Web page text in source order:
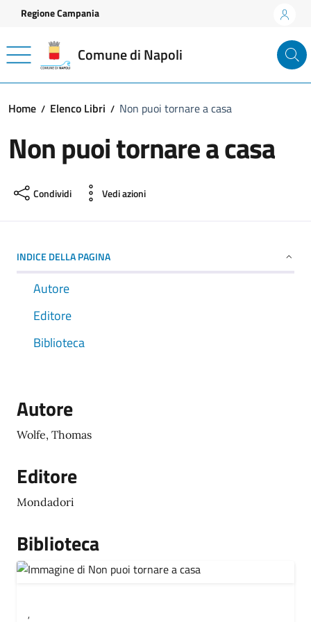
Vai ai contenuti
Vai al footer
Regione Campania
Comune di Napoli
Home Elenco Libri Non puoi tornare a casa
Non puoi tornare a casa
Condividi Vedi azioni
INDICE DELLA PAGINA
Autore
Editore
Biblioteca
Autore
Wolfe, Thomas
Editore
Mondadori
Biblioteca
,